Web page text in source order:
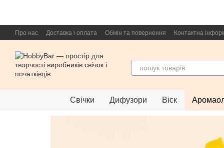
Про нас Доставка і оплата Обмін та повернення Контактна
Свічки Дифузори Віск